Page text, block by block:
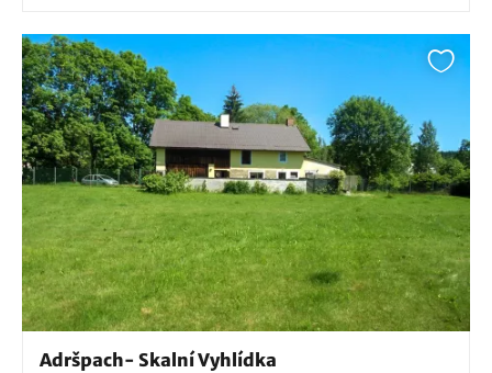
Adršpach- Skalní Vyhlídka